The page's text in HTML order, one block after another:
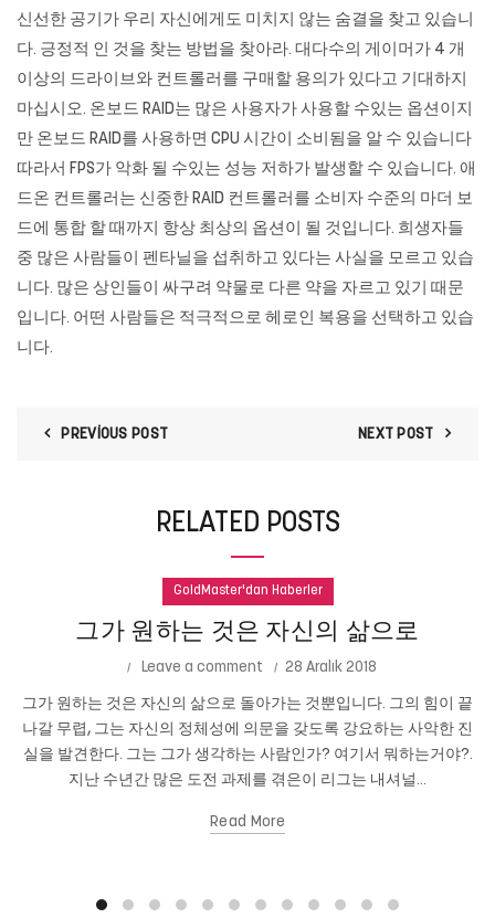
신선한 공기가 우리 자신에게도 미치지 않는 숨결을 찾고 있습니
다. 긍정적 인 것을 찾는 방법을 찾아라. 대다수의 게이머가 4 개
이상의 드라이브와 컨트롤러를 구매할 용의가 있다고 기대하지
마십시오. 온보드 RAID는 많은 사용자가 사용할 수있는 옵션이지
만 온보드 RAID를 사용하면 CPU 시간이 소비됨을 알 수 있습니다
따라서 FPS가 악화 될 수있는 성능 저하가 발생할 수 있습니다. 애
드온 컨트롤러는 신중한 RAID 컨트롤러를 소비자 수준의 마더 보
드에 통합 할 때까지 항상 최상의 옵션이 될 것입니다. 희생자들
중 많은 사람들이 펜타닐을 섭취하고 있다는 사실을 모르고 있습
니다. 많은 상인들이 싸구려 약물로 다른 약을 자르고 있기 때문
입니다. 어떤 사람들은 적극적으로 헤로인 복용을 선택하고 있습
니다.
PREVIOUS POST NEXT POST
RELATED POSTS
GoldMaster'dan Haberler
그가 원하는 것은 자신의 삶으로
Leave a comment 28 Aralık 2018
그가 원하는 것은 자신의 삶으로 돌아가는 것뿐입니다. 그의 힘이 끝
나갈 무렵, 그는 자신의 정체성에 의문을 갖도록 강요하는 사악한 진
실을 발견한다. 그는 그가 생각하는 사람인가? 여기서 뭐하는거야?.
지난 수년간 많은 도전 과제를 겪은이 리그는 내셔널...
Read More